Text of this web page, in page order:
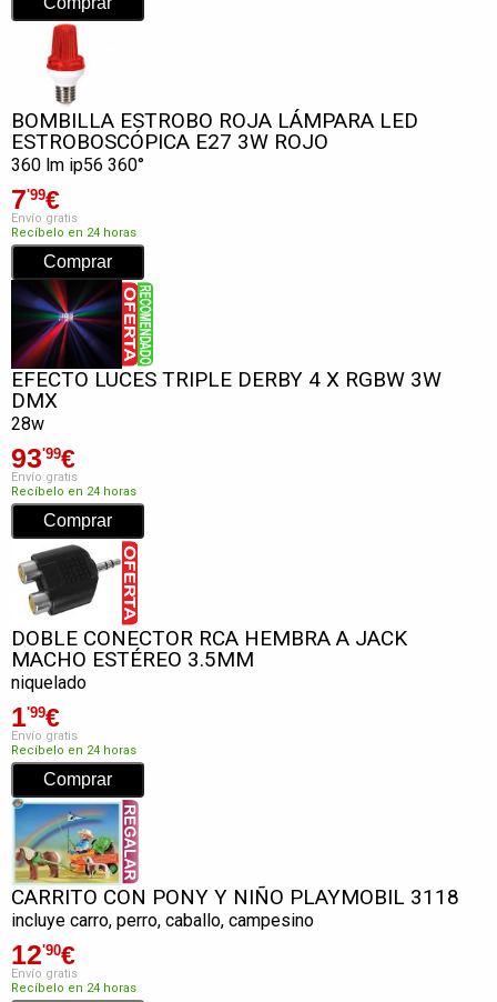
BOMBILLA ESTROBO ROJA LÁMPARA LED
ESTROBOSCÓPICA E27 3W ROJO
360 lm ip56 360°
7'99€
Envío gratis
Recíbelo en 24 horas
EFECTO LUCES TRIPLE DERBY 4 X RGBW 3W
DMX
28w
93'99€
Envío gratis
Recíbelo en 24 horas
DOBLE CONECTOR RCA HEMBRA A JACK
MACHO ESTÉREO 3.5MM
niquelado
1'99€
Envío gratis
Recíbelo en 24 horas
CARRITO CON PONY Y NIÑO PLAYMOBIL 3118
incluye carro, perro, caballo, campesino
12'90€
Envío gratis
Recíbelo en 24 horas